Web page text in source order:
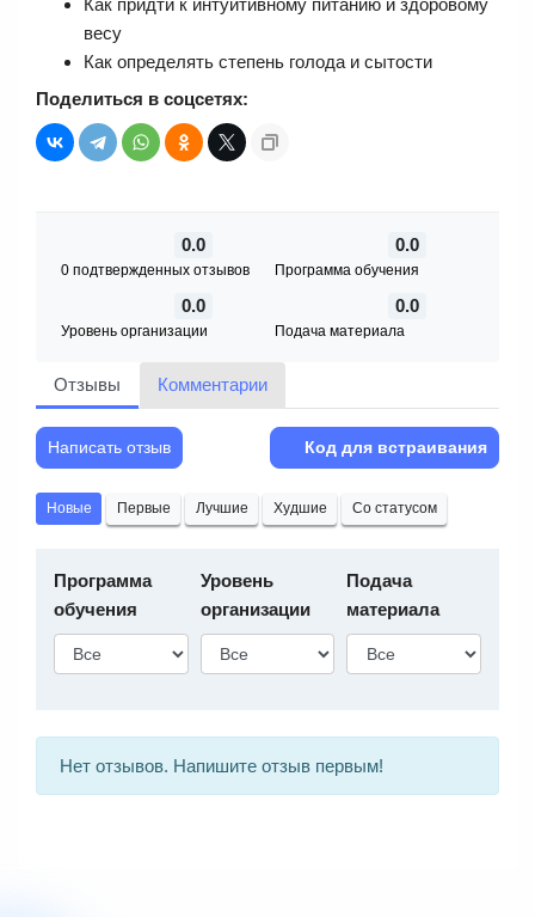
весу
Как определять степень голода и сытости
Поделиться в соцсетях:
0.0
0 подтвержденных отзывов
0.0
Программа обучения
0.0
Уровень организации
0.0
Подача материала
Отзывы Комментарии
Написать отзыв Код для встраивания
Новые Первые Лучшие Худшие Со статусом
Программа
обучения
Уровень
организации
Подача
материала
Нет отзывов. Напишите отзыв первым!